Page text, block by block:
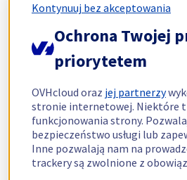
Kontynuuj bez akceptowania
Ochrona Twojej
priorytetem
OVHcloud oraz jej partnerzy
stronie internetowej. Niektóre
funkcjonowania strony.
bezpieczeństwo usługi lub
Inne pozwalają nam na
trackery są zwolnione z